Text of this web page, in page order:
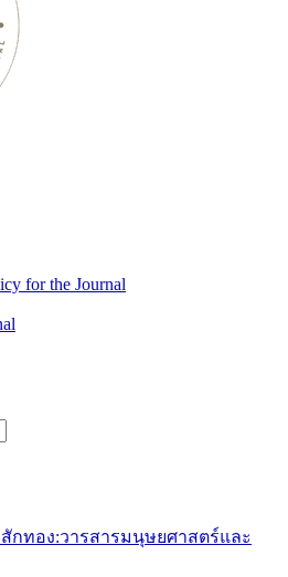
for the Journal
สักทอง:วารสารมนุษยศาสตร์และ